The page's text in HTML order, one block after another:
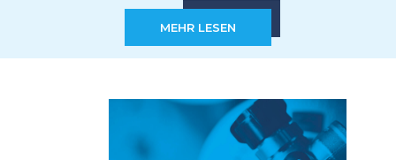
MEHR LESEN